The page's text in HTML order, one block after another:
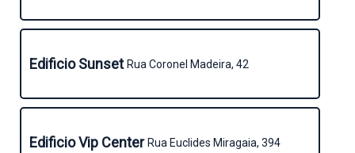
Edificio SunsetRua Coronel Madeira, 42
Edificio Vip CenterRua Euclides Miragaia, 394